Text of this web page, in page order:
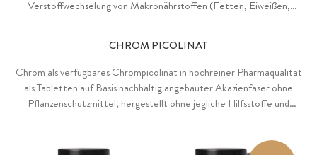
Verstoffwechselung von Makronährstoffen (Fetten, Eiweißen,
CHROM PICOLINAT
Chrom als verfügbares Chrompicolinat in hochreiner Pharmaqualität
als Tabletten auf Basis nachhaltig angebauter Akazienfaser ohne
Pflanzenschutzmittel, hergestellt ohne jegliche Hilfsstoffe und